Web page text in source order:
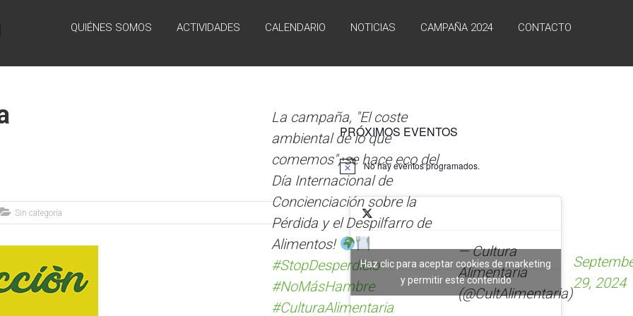
QUIÉNES SOMOS ACTIVIDADES CALENDARIO NOTICIAS CAMPAÑA 2024 CONTACTO
Sin categoría
PRÓXIMOS EVENTOS
No hay eventos programados.
La campaña, "El coste
ambiental de lo que
comemos", se hace eco del
Día Internacional de
Concienciación sobre la
Pérdida y el Despilfarro de
Alimentos!
#StopDesperdicio
#NoMásHambre
#CulturaAlimentaria
— Cultura
Alimentaria
(@CultAlimentaria)
29, 2024
Haz clic para aceptar cookies de marketing
y permitir este contenido